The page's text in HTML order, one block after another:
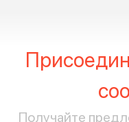
Получайте